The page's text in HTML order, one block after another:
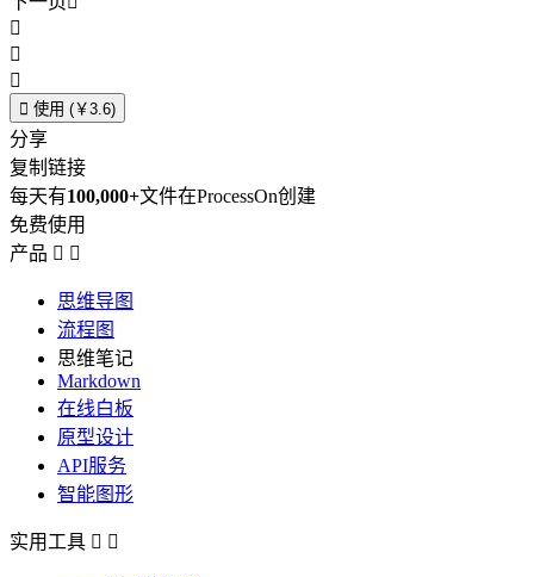



 使用 (￥3.6)
分享
复制链接
每天有100,000+文件在ProcessOn创建
免费使用
产品  
思维导图
流程图
思维笔记
Markdown
在线白板
原型设计
API服务
智能图形
实用工具  